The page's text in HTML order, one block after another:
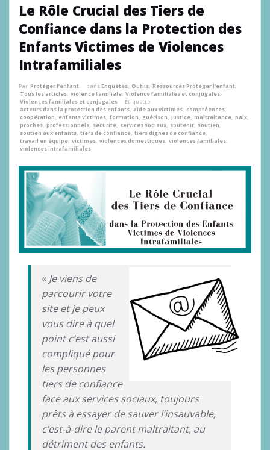
Le Rôle Crucial des Tiers de
Confiance dans la Protection des
Enfants Victimes de Violences
Intrafamiliales
Par Protéger l'enfant dansEnquêtes, Outils, Ressources Protéger l'enfant,
Tous les articles, violence familiale, Violence familiales et conjugales,
Violences familiales et conjugales
Étiquette
acteurs dans la protection des enfants, aide aux victimes, comptéences,
coopération, enfants victimes, formation, guérison, Justice, maltraitance, paix,
proches, professionnels, sécurité, services sociaux, soutenir, soutien,
soutien aux enfants, tiers de confiance, tiers dignes de confiance,
travail en équipe, victimes, violences domestiques, violences familiales,
violences intrafamiliales
« Je viens de
parcourir votre
site et je peux
vous dire à quel
point c’est aussi
compliqué pour
les personnes
tiers de confiance
face aux services sociaux, toujours
prêts à essayer de sauver l’insauvable,
c’est-à-dire le parent maltraitant, au
détriment des enfants.